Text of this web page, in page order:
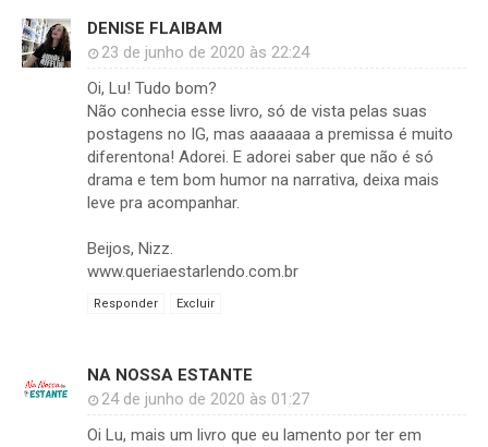
DENISE FLAIBAM
23 de junho de 2020 às 22:24
Oi, Lu! Tudo bom?
Não conhecia esse livro, só de vista pelas suas
postagens no IG, mas aaaaaaa a premissa é muito
diferentona! Adorei. E adorei saber que não é só
drama e tem bom humor na narrativa, deixa mais
leve pra acompanhar.
Beijos, Nizz.
www.queriaestarlendo.com.br
Responder Excluir
NA NOSSA ESTANTE
24 de junho de 2020 às 01:27
Oi Lu, mais um livro que eu lamento por ter em